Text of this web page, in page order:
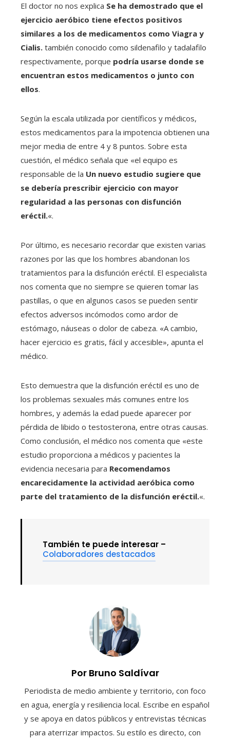
El doctor no nos explica Se ha demostrado que el
ejercicio aeróbico tiene efectos positivos
similares a los de medicamentos como Viagra y
Cialis. también conocido como sildenafilo y tadalafilo
respectivamente, porque podría usarse donde se
encuentran estos medicamentos o junto con
ellos.
Según la escala utilizada por científicos y médicos,
estos medicamentos para la impotencia obtienen una
mejor media de entre 4 y 8 puntos. Sobre esta
cuestión, el médico señala que «el equipo es
responsable de la Un nuevo estudio sugiere que
se debería prescribir ejercicio con mayor
regularidad a las personas con disfunción
eréctil.«.
Por último, es necesario recordar que existen varias
razones por las que los hombres abandonan los
tratamientos para la disfunción eréctil. El especialista
nos comenta que no siempre se quieren tomar las
pastillas, o que en algunos casos se pueden sentir
efectos adversos incómodos como ardor de
estómago, náuseas o dolor de cabeza. «A cambio,
hacer ejercicio es gratis, fácil y accesible», apunta el
médico.
Esto demuestra que la disfunción eréctil es uno de
los problemas sexuales más comunes entre los
hombres, y además la edad puede aparecer por
pérdida de libido o testosterona, entre otras causas.
Como conclusión, el médico nos comenta que «este
estudio proporciona a médicos y pacientes la
evidencia necesaria para Recomendamos
encarecidamente la actividad aeróbica como
parte del tratamiento de la disfunción eréctil.«.
También te puede interesar –
Colaboradores destacados
Por Bruno Saldívar
Periodista de medio ambiente y territorio, con foco
en agua, energía y resiliencia local. Escribe en español
y se apoya en datos públicos y entrevistas técnicas
para aterrizar impactos. Su estilo es directo, con